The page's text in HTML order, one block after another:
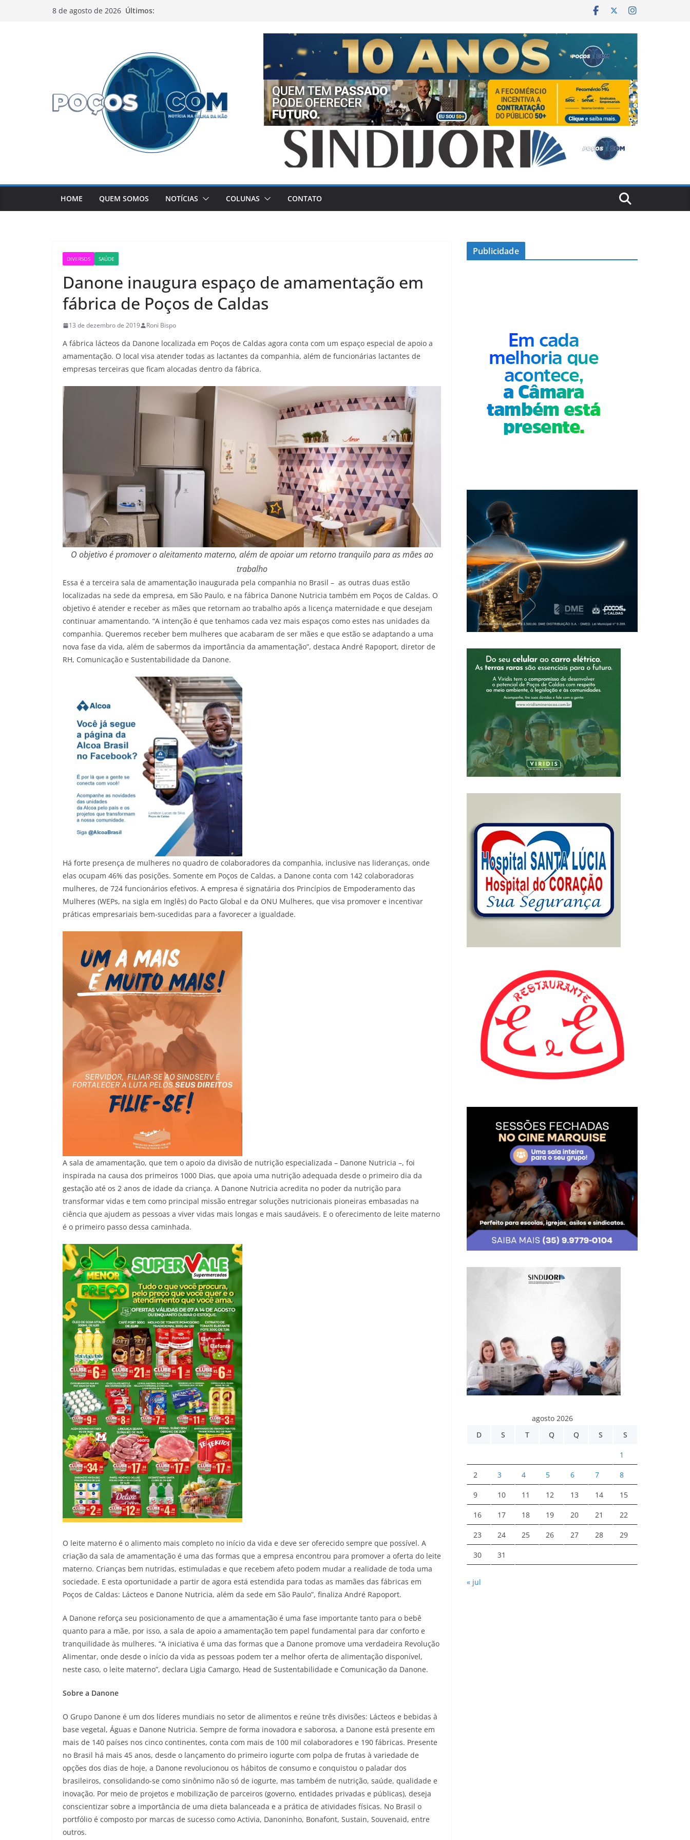
8 de agosto de 2026 Últimos:
HOME QUEM SOMOS NOTÍCIAS COLUNAS CONTATO
DIVERSOS SAÚDE
Danone inaugura espaço de amamentação em
fábrica de Poços de Caldas
13 de dezembro de 2019 Roni Bispo
A fábrica lácteos da Danone localizada em Poços de Caldas agora conta com um espaço especial de apoio a
amamentação. O local visa atender todas as lactantes da companhia, além de funcionárias lactantes de
empresas terceiras que ficam alocadas dentro da fábrica.
O objetivo é promover o aleitamento materno, além de apoiar um retorno tranquilo para as mães ao
trabalho
Essa é a terceira sala de amamentação inaugurada pela companhia no Brasil – as outras duas estão
localizadas na sede da empresa, em São Paulo, e na fábrica Danone Nutricia também em Poços de Caldas. O
objetivo é atender e receber as mães que retornam ao trabalho após a licença maternidade e que desejam
continuar amamentando. “A intenção é que tenhamos cada vez mais espaços como estes nas unidades da
companhia. Queremos receber bem mulheres que acabaram de ser mães e que estão se adaptando a uma
nova fase da vida, além de sabermos da importância da amamentação”, destaca André Rapoport, diretor de
RH, Comunicação e Sustentabilidade da Danone.
Há forte presença de mulheres no quadro de colaboradores da companhia, inclusive nas lideranças, onde
elas ocupam 46% das posições. Somente em Poços de Caldas, a Danone conta com 142 colaboradoras
mulheres, de 724 funcionários efetivos. A empresa é signatária dos Princípios de Empoderamento das
Mulheres (WEPs, na sigla em Inglês) do Pacto Global e da ONU Mulheres, que visa promover e incentivar
práticas empresariais bem-sucedidas para a favorecer a igualdade.
A sala de amamentação, que tem o apoio da divisão de nutrição especializada – Danone Nutricia –, foi
inspirada na causa dos primeiros 1000 Dias, que apoia uma nutrição adequada desde o primeiro dia da
gestação até os 2 anos de idade da criança. A Danone Nutricia acredita no poder da nutrição para
transformar vidas e tem como principal missão entregar soluções nutricionais pioneiras embasadas na
ciência que ajudem as pessoas a viver vidas mais longas e mais saudáveis. E o oferecimento de leite materno
é o primeiro passo dessa caminhada.
O leite materno é o alimento mais completo no início da vida e deve ser oferecido sempre que possível. A
criação da sala de amamentação é uma das formas que a empresa encontrou para promover a oferta do leite
materno. Crianças bem nutridas, estimuladas e que recebem afeto podem mudar a realidade de toda uma
sociedade. E esta oportunidade a partir de agora está estendida para todas as mamães das fábricas em
Poços de Caldas: Lácteos e Danone Nutricia, além da sede em São Paulo”, finaliza André Rapoport.
A Danone reforça seu posicionamento de que a amamentação é uma fase importante tanto para o bebê
quanto para a mãe, por isso, a sala de apoio a amamentação tem papel fundamental para dar conforto e
tranquilidade às mulheres. “A iniciativa é uma das formas que a Danone promove uma verdadeira Revolução
Alimentar, onde desde o início da vida as pessoas podem ter a melhor oferta de alimentação disponível,
neste caso, o leite materno”, declara Ligia Camargo, Head de Sustentabilidade e Comunicação da Danone.
Sobre a Danone
O Grupo Danone é um dos líderes mundiais no setor de alimentos e reúne três divisões: Lácteos e bebidas à
base vegetal, Águas e Danone Nutricia. Sempre de forma inovadora e saborosa, a Danone está presente em
mais de 140 países nos cinco continentes, conta com mais de 100 mil colaboradores e 190 fábricas. Presente
no Brasil há mais 45 anos, desde o lançamento do primeiro iogurte com polpa de frutas à variedade de
opções dos dias de hoje, a Danone revolucionou os hábitos de consumo e conquistou o paladar dos
brasileiros, consolidando-se como sinônimo não só de iogurte, mas também de nutrição, saúde, qualidade e
inovação. Por meio de projetos e mobilização de parceiros (governo, entidades privadas e públicas), deseja
conscientizar sobre a importância de uma dieta balanceada e a prática de atividades físicas. No Brasil o
portfólio é composto por marcas de sucesso como Activia, Danoninho, Bonafont, Sustain, Souvenaid, entre
outros.
Publicidade
agosto 2026
D
S T Q Q S S
1
2 3 4 5 6 7 8
9 10 11 12 13 14 15
16 17 18 19 20 21 22
23 24 25 26 27 28 29
30 31
« jul